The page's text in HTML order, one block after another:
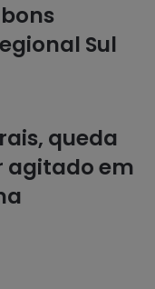
Sul
queda
agitado em